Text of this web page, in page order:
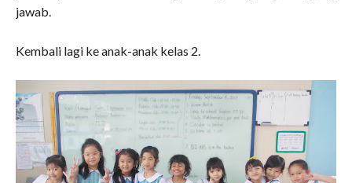
jawab.
Kembali lagi ke anak-anak kelas 2.